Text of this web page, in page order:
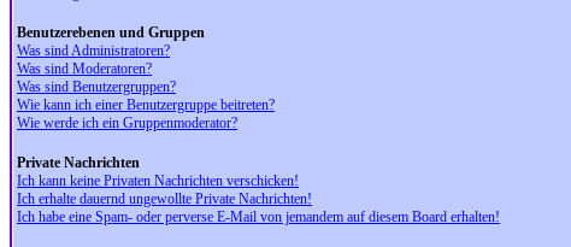
Benutzerebenen und Gruppen
Was sind Administratoren?
Was sind Moderatoren?
Was sind Benutzergruppen?
Wie kann ich einer Benutzergruppe beitreten?
Wie werde ich ein Gruppenmoderator?
Private Nachrichten
Ich kann keine Privaten Nachrichten verschicken!
Ich erhalte dauernd ungewollte Private Nachrichten!
Ich habe eine Spam- oder perverse E-Mail von jemandem auf diesem Board erhalten!